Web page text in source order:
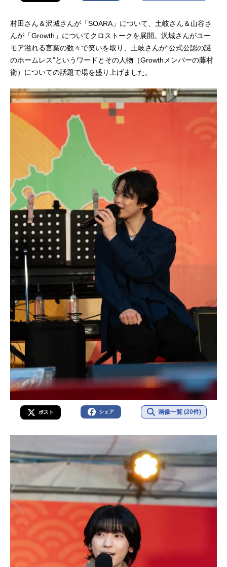
村田さん＆沢城さんが「SOARA」について、土岐さん＆山谷さ
んが「Growth」についてクロストークを展開。沢城さんがユー
モア溢れる言葉の数々で笑いを取り、土岐さんが“公式公認の謎
のホームレス”というワードとその人物（Growthメンバーの藤村
衛）についての話題で場を盛り上げました。
ポスト シェア 画像一覧 (20件)